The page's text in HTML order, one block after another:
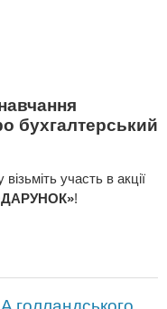
бухгалтерський
участь в акції
!